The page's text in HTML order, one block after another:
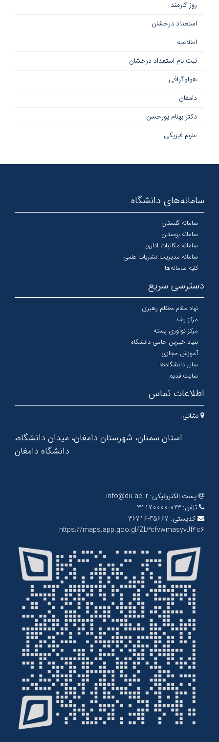
روز کارمند
استعداد درخشان
اطلاعیه
ثبت نام استعداد درخشان
هولوگرافی
دامغان
دکتر بهنام پورحسن
علوم فیزیکی
سامانه‌های دانشگاه
سامانه گلستان
سامانه بوستان
سامانه مکاتبات اداری
سامانه مدیریت نشریات علمی
کلیه سامانه‌ها
دسترسی سریع
نهاد مقام معظم رهبری
مرکز رشد
مرکز نوآوری پسته
بنیاد خیرین حامی دانشگاه
آموزش مجازی
سایر دانشگاه‌ها
سایت قدیم
اطلاعات تماس
نشانی:
استان سمنان، شهرستان دامغان، میدان دانشگاه،
دانشگاه دامغان
پست الکترونیکی: info@du.ac.ir
تلفن: 023-31170000
کدپستی: 45667-36716
https://maps.app.goo.gl/ZL3cfvwmasyvJf4c6